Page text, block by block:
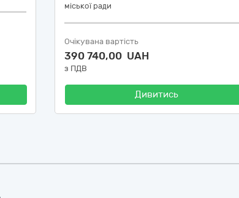
міської ради
Очікувана вартість
390 740,00 UAH
з ПДВ
Дивитись